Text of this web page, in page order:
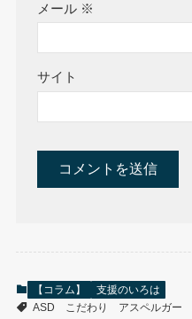
【コラム】
支援のいろは
ASD
こだわり アスペルガー
メール ※
サイト